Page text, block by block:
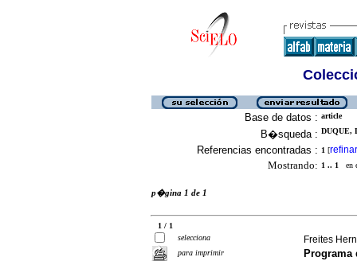
Base de datos : article
B�squeda : DUQUE,
Referencias encontradas : 1 [refinar
Mostrando: 1 .. 1 en
p�gina 1 de 1
1 / 1
selecciona
para imprimir
Freites